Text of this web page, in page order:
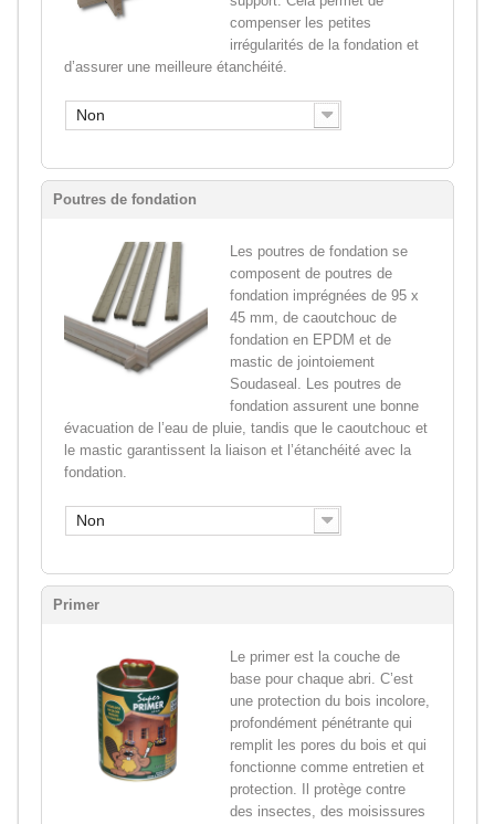
compenser les petites
irrégularités de la fondation et
d’assurer une meilleure étanchéité.
Non
Poutres de fondation
Les poutres de fondation se
composent de poutres de
fondation imprégnées de 95 x
45 mm, de caoutchouc de
fondation en EPDM et de
mastic de jointoiement
Soudaseal. Les poutres de
fondation assurent une bonne
évacuation de l’eau de pluie, tandis que le caoutchouc et
le mastic garantissent la liaison et l’étanchéité avec la
fondation.
Non
Primer
Le primer est la couche de
base pour chaque abri. C’est
une protection du bois incolore,
profondément pénétrante qui
remplit les pores du bois et qui
fonctionne comme entretien et
protection. Il protège contre
des insectes, des moisissures